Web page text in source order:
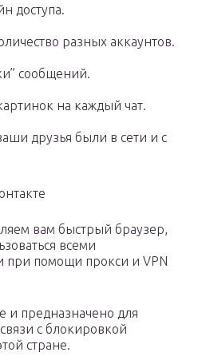
доступа.
разных аккаунтов.
сообщений.
на каждый чат.
друзья были в сети и с
вам быстрый браузер,
всеми
при помощи прокси и VPN
и предназначено для
с блокировкой
стране.